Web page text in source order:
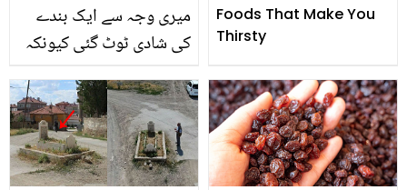
میری وجہ سے ایک بندے
کی شادی ٹوٹ گئی کیونکہ
۔۔ اداکار منیب بٹ کا مداح
کے حوالے سے حیرت انگیز
انکشاف
Foods That Make You
Thirsty